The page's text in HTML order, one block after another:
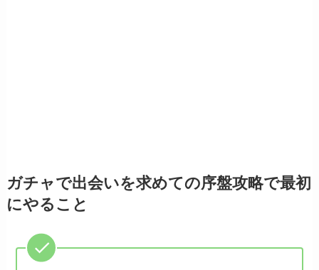
ガチャで出会いを求めての序盤攻略で最初
にやること